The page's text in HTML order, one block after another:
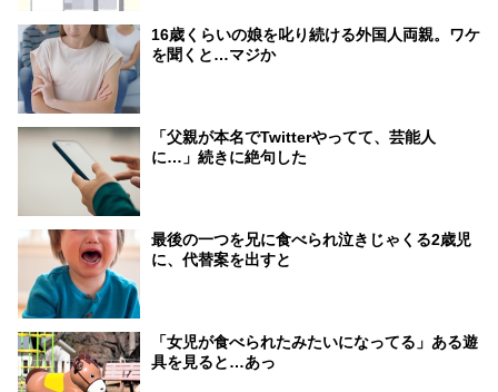
16歳くらいの娘を叱り続ける外国人両親。ワケ
を聞くと…マジか
「父親が本名でTwitterやってて、芸能人
に…」続きに絶句した
最後の一つを兄に食べられ泣きじゃくる2歳児
に、代替案を出すと
「女児が食べられたみたいになってる」ある遊
具を見ると…あっ